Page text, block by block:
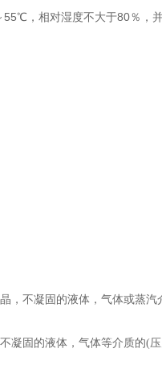
，相对湿度不大于80％，
，不凝固的液体，气体或蒸汽
凝固的液体，气体等介质的(